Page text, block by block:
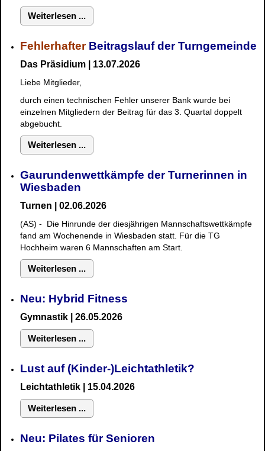
Weiterlesen ...
FehlerhafterBeitragslauf der Turngemeinde
Das Präsidium | 13.07.2026
Liebe Mitglieder,
durch einen technischen Fehler unserer Bank wurde bei
einzelnen Mitgliedern der Beitrag für das 3. Quartal doppelt
abgebucht.
Weiterlesen ...
Gaurundenwettkämpfe der Turnerinnen in
Wiesbaden
Turnen | 02.06.2026
(AS) - Die Hinrunde der diesjährigen Mannschaftswettkämpfe
fand am Wochenende in Wiesbaden statt. Für die TG
Hochheim waren 6 Mannschaften am Start.
Weiterlesen ...
Neu: Hybrid Fitness
Gymnastik | 26.05.2026
Weiterlesen ...
Lust auf (Kinder-)Leichtathletik?
Leichtathletik | 15.04.2026
Weiterlesen ...
Neu: Pilates für Senioren